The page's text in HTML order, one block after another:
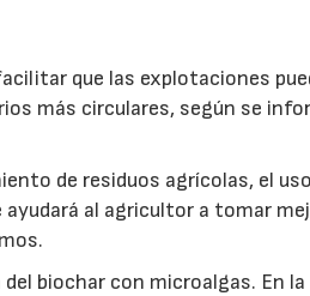
que las explotaciones
más circulares, según se
de residuos agrícolas, el
al agricultor a tomar
biochar con microalgas. En